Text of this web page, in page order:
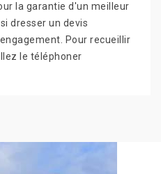
la garantie d'un meilleur
dresser un devis
Pour recueillir
le téléphoner